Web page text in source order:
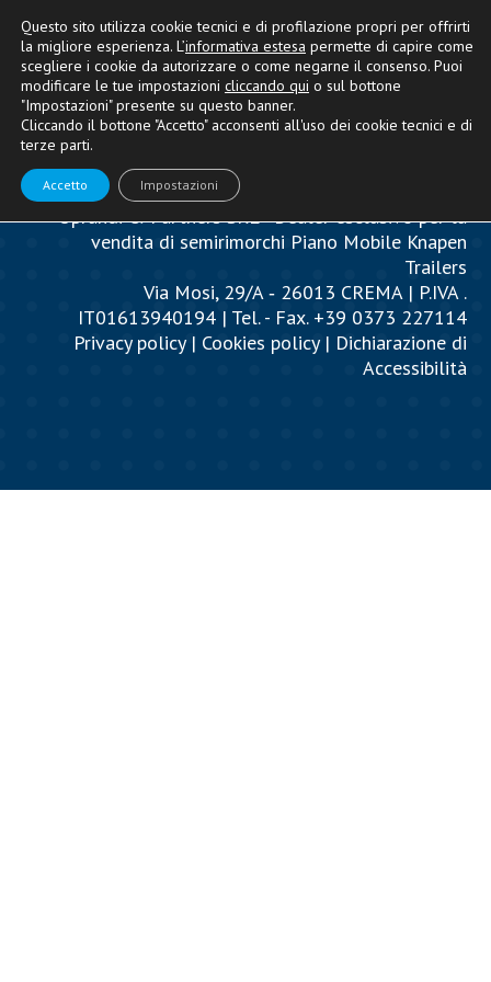
Oprandi & Partners SRL - Dealer esclusivo per la
vendita di semirimorchi Piano Mobile Knapen
Trailers
Via Mosi, 29/A ‐ 26013 CREMA | P.IVA .
IT01613940194 | Tel. - Fax. +39 0373 227114
Privacy policy| Cookies policy| Dichiarazione di
Accessibilità
Questo sito utilizza cookie tecnici e di profilazione propri per offrirti
la migliore esperienza. L’informativa estesa permette di capire come
scegliere i cookie da autorizzare o come negarne il consenso. Puoi
modificare le tue impostazioni cliccando qui o sul bottone
"Impostazioni" presente su questo banner.
Cliccando il bottone "Accetto" acconsenti all'uso dei cookie tecnici e di
terze parti.
Accetto Impostazioni